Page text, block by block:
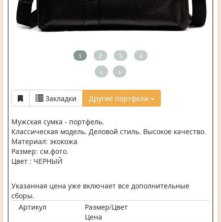
1 2 3 4
< >
Закладки Другие портфели
Мужская сумка - портфель.
Классическая модель. Деловой стиль. Высокое качество.
Материал: экокожа
Размер: см.фото.
Цвет : ЧЕРНЫЙ
Указанная цена уже включает все дополнительные
сборы.
Артикул
Размер/Цвет
Цена